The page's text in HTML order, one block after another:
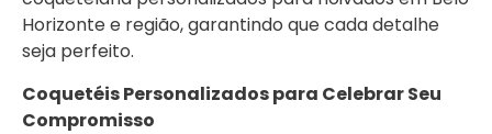
Horizonte e região, garantindo que cada detalhe
seja perfeito.
Coquetéis Personalizados para Celebrar Seu
Compromisso